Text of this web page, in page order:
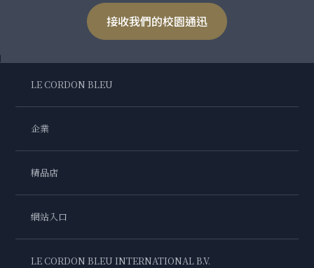
接收我們的校園通迅
LE CORDON BLEU
企業
精品店
網站入口
LE CORDON BLEU INTERNATIONAL B.V.